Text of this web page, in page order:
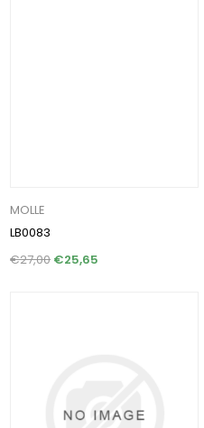
MOLLE
LB0083
€27,00 €25,65